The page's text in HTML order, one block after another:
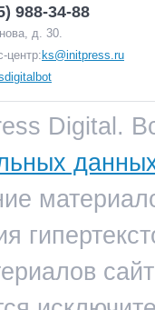
988-34-88
д. 30.
центр: ks@initpress.ru
Digital.